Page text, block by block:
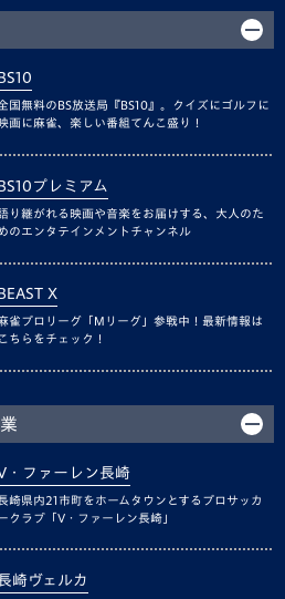
BS10
国無料のBS放送局『BS10』。クイズにゴルフに
画に麻雀、楽しい番組てんこ盛り！
プレミアム
り継がれる映画や音楽をお届けする、大人のた
のエンタテインメントチャンネル
BEAST X
雀プロリーグ「Mリーグ」参戦中！最新情報は
こちらをチェック！
・ファーレン長崎
崎県内21市町をホームタウンとするプロサッカ
クラブ「V・ファーレン長崎」
崎ヴェルカ